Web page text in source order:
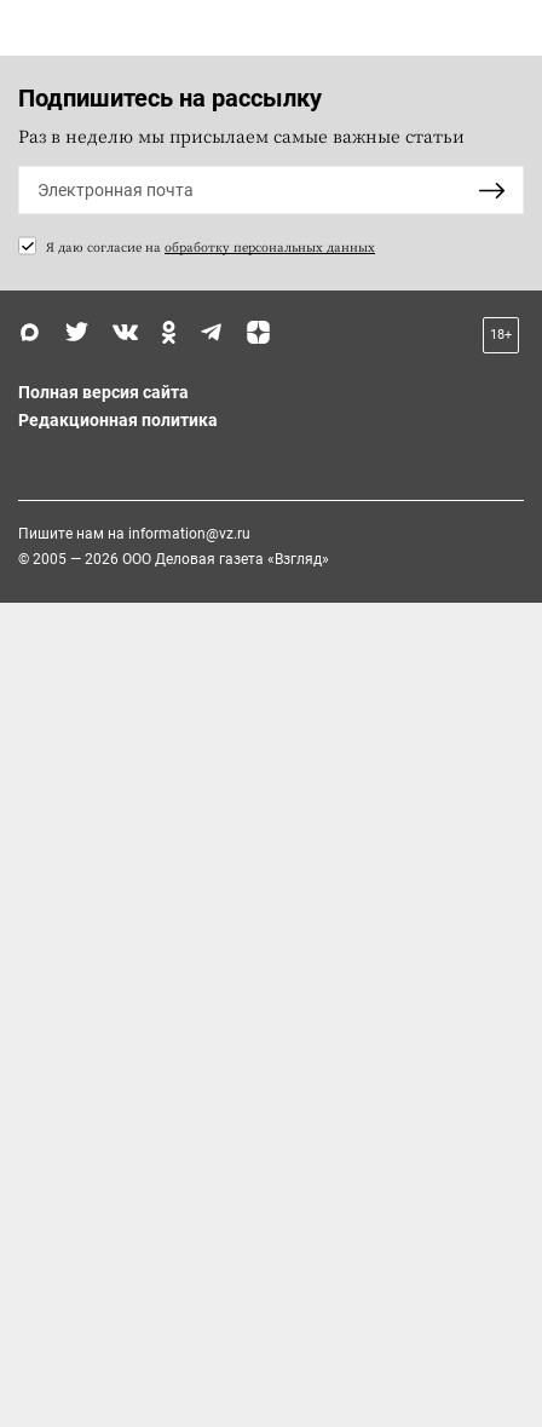
Подпишитесь на рассылку
Раз в неделю мы присылаем самые важные статьи
Я даю согласие на обработку персональных данных
18+
Полная версия сайта
Редакционная политика
Пишите нам на information@vz.ru
© 2005 — 2026 ООО Деловая газета «Взгляд»